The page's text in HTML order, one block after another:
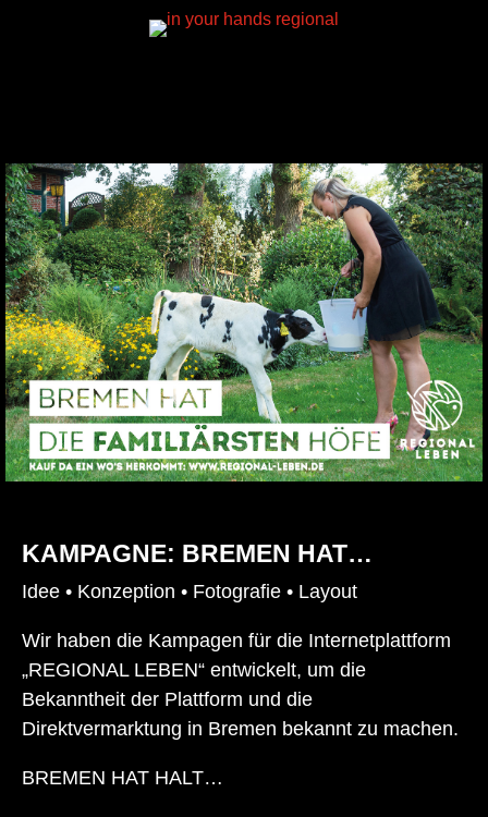
KAMPAGNE: BREMEN HAT…
Idee • Konzeption • Fotografie • Layout
Wir haben die Kampagen für die Internetplattform
„REGIONAL LEBEN“ entwickelt, um die
Bekanntheit der Plattform und die
Direktvermarktung in Bremen bekannt zu machen.
BREMEN HAT HALT…